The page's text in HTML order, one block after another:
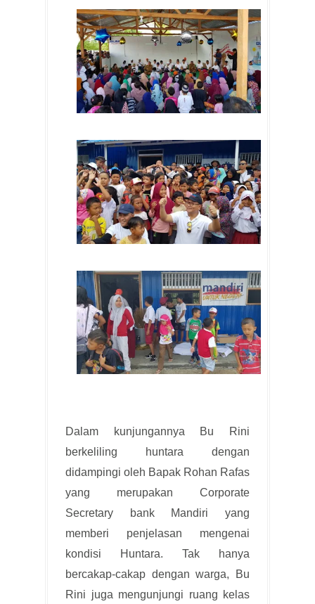
Dalam kunjungannya Bu Rini
berkeliling huntara dengan
didampingi oleh Bapak Rohan Rafas
yang merupakan Corporate
Secretary bank Mandiri yang
memberi penjelasan mengenai
kondisi Huntara. Tak hanya
bercakap-cakap dengan warga, Bu
Rini juga mengunjungi ruang kelas